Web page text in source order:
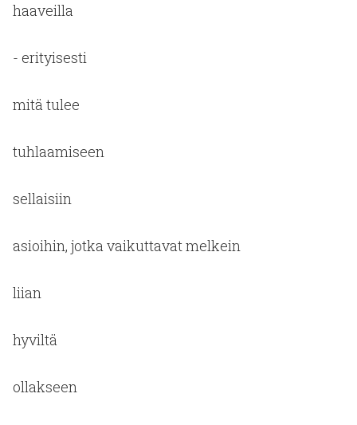
haaveilla
- erityisesti
mitä tulee
tuhlaamiseen
sellaisiin
asioihin, jotka vaikuttavat melkein
liian
hyviltä
ollakseen